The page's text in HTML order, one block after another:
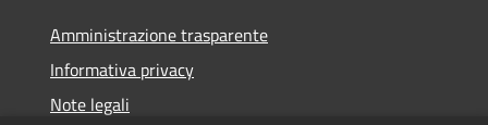
Amministrazione trasparente
Informativa privacy
Note legali